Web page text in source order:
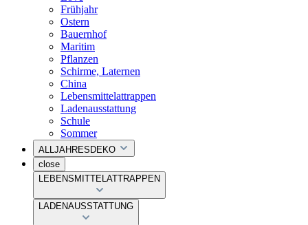
Frühjahr
Ostern
Bauernhof
Maritim
Pflanzen
Schirme, Laternen
China
Lebensmittelattrappen
Ladenausstattung
Schule
Sommer
ALLJAHRESDEKO
close
LEBENSMITTELATTRAPPEN
LADENAUSSTATTUNG